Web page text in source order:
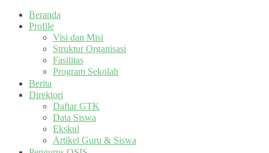
Beranda
Profile
Visi dan Misi
Struktur Organisasi
Fasilitas
Program Sekolah
Berita
Direktori
Daftar GTK
Data Siswa
Ekskul
Artikel Guru & Siswa